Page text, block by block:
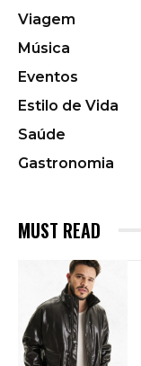
Viagem
Música
Eventos
Estilo de Vida
Saúde
Gastronomia
MUST READ